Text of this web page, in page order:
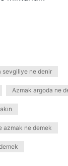
sevgiliye ne denir
Azmak argoda ne
azmak ne demek